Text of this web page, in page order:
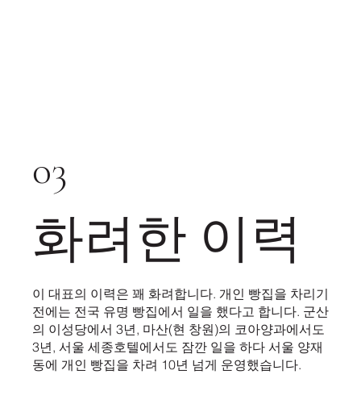
03
화려한 이력
이 대표의 이력은 꽤 화려합니다. 개인 빵집을 차리기
전에는 전국 유명 빵집에서 일을 했다고 합니다. 군산
의 이성당에서 3년, 마산(현 창원)의 코아양과에서도
3년, 서울 세종호텔에서도 잠깐 일을 하다 서울 양재
동에 개인 빵집을 차려 10년 넘게 운영했습니다.